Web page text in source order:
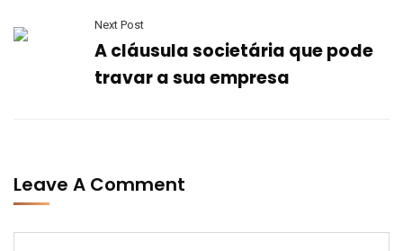
Next Post
A cláusula societária que pode
travar a sua empresa
Leave A Comment